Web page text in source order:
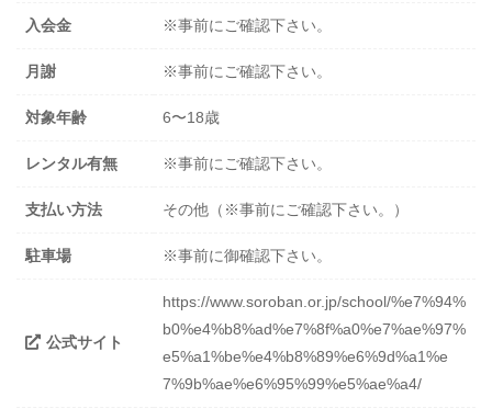
入会金 ※事前にご確認下さい。
月謝 ※事前にご確認下さい。
対象年齢 6〜18歳
レンタル有無 ※事前にご確認下さい。
支払い方法 その他（※事前にご確認下さい。）
駐車場 ※事前に御確認下さい。
公式サイト
https://www.soroban.or.jp/school/%e7%94%
b0%e4%b8%ad%e7%8f%a0%e7%ae%97%
e5%a1%be%e4%b8%89%e6%9d%a1%e
7%9b%ae%e6%95%99%e5%ae%a4/